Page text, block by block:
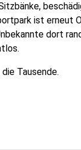
ist erneut
dort
Tausende.